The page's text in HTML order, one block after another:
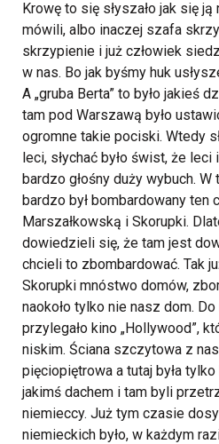
Krowę to się słyszało jak się ją
mówili, albo inaczej szafa
skrzypienie i już człowiek
w nas. Bo jak byśmy huk
A „gruba Berta” to było jakieś
tam pod Warszawą było
ogromne takie pociski. Wtedy
leci, słychać było świst, że
bardzo głośny duży wybuch.
bardzo był bombardowany ten
Marszałkowską i Skorupki.
dowiedzieli się, że tam jest
chcieli to zbombardować. Tak
Skorupki mnóstwo domów,
naokoło tylko nie nasz dom.
przylegało kino „Hollywood”,
niskim. Ściana szczytowa z
pięciopiętrowa a tutaj była
jakimś dachem i tam byli
niemieccy. Już tym czasie
niemieckich było, w każdym